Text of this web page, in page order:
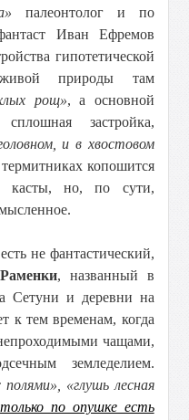
палеонтолог и по
фантаст Иван Ефремов
гипотетической
природы там
рощ», а основной
застройка,
и в хвостовом
копошится
касты, но, по сути,
не фантастический,
Раменки, названный в
Сетуни и деревни на
к тем временам, когда
чащами,
земледелием.
«глушь лесная
по опушке есть